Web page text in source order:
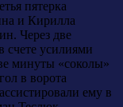
пятерка
и Кирилла
Через две
счете усилиями
минуты «соколы»
в ворота
ему в